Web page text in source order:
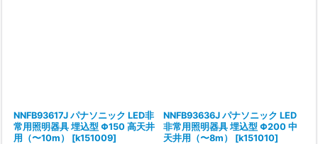
NNFB93617J パナソニック LED非
常用照明器具 埋込型 Φ150 高天井
用（〜10m）
[k151009]
NNFB93636J パナソニック LED
非常用照明器具 埋込型 Φ200 中
天井用（〜8m）
[k151010]